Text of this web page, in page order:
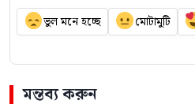
ভুল মনে হচ্ছে মোটামুটি
মন্তব্য করুন